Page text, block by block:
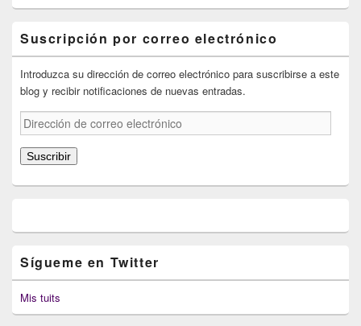
Suscripción por correo electrónico
Introduzca su dirección de correo electrónico para suscribirse a este
blog y recibir notificaciones de nuevas entradas.
Dirección
de
correo
electrónico
Suscribir
Sígueme en Twitter
Mis tuits